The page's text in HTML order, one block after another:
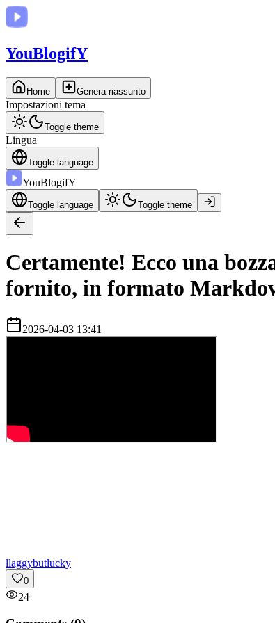
YouBlogifY
Home Genera riassunto
Impostazioni tema
Toggle theme
Lingua
Toggle language
YouBlogifY
Toggle language Toggle theme
Certamente! Ecco una
fornito, in formato
2026-04-03 13:41
llaggybutlucky
0
24